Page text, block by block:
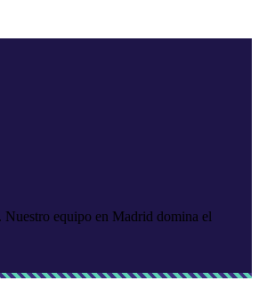
equipo en Madrid domina el